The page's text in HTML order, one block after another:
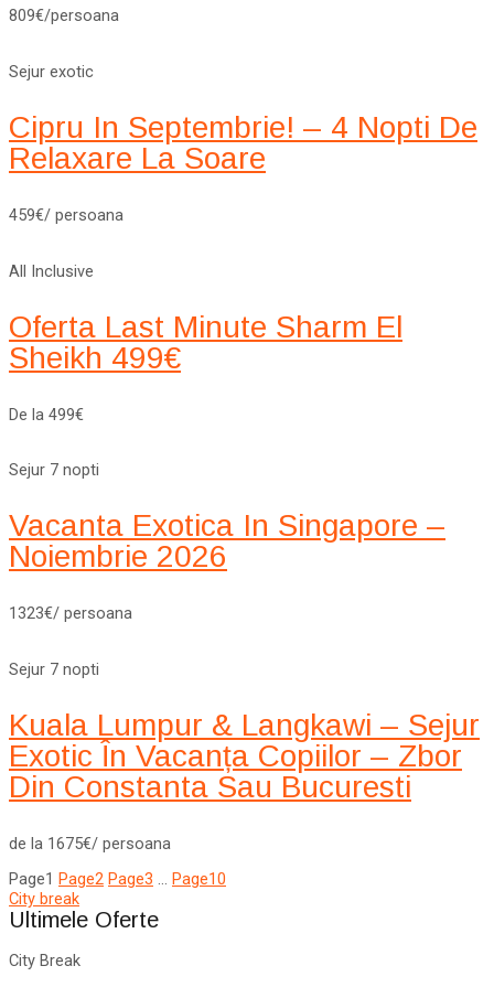
809€/persoana
Sejur exotic
Cipru In Septembrie! – 4 Nopti De
Relaxare La Soare
459€/ persoana
All Inclusive
Oferta Last Minute Sharm El
Sheikh 499€
De la 499€
Sejur 7 nopti
Vacanta Exotica In Singapore –
Noiembrie 2026
1323€/ persoana
Sejur 7 nopti
Kuala Lumpur & Langkawi – Sejur
Exotic În Vacanța Copiilor – Zbor
Din Constanta Sau Bucuresti
de la 1675€/ persoana
Page1 Page2 Page3 … Page10
City break
Ultimele Oferte
City Break